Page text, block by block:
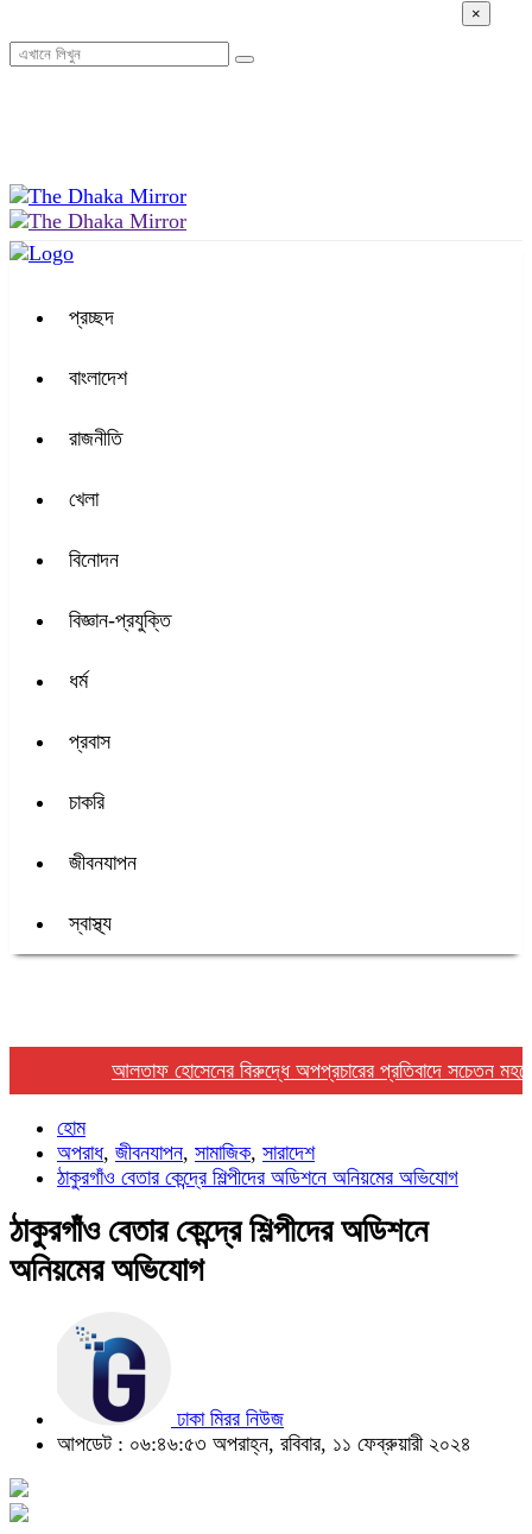
প্রচ্ছদ
বাংলাদেশ
রাজনীতি
খেলা
বিনোদন
বিজ্ঞান-প্রযুক্তি
ধর্ম
প্রবাস
চাকরি
জীবনযাপন
স্বাস্থ্য
আলতাফ হোসেনের বিরুদ্ধে অপপ্রচারের প্রতিবাদে সচেতন মহলের
×
হোম
অপরাধ, জীবনযাপন, সামাজিক, সারাদেশ
ঠাকুরগাঁও বেতার কেন্দ্রে শিল্পীদের অডিশনে অনিয়মের অভিযোগ
ঠাকুরগাঁও বেতার কেন্দ্রে শিল্পীদের অডিশনে
অনিয়মের অভিযোগ
ঢাকা মিরর নিউজ
আপডেট : ০৬:৪৬:৫৩ অপরাহ্ন, রবিবার, ১১ ফেব্রুয়ারী ২০২৪